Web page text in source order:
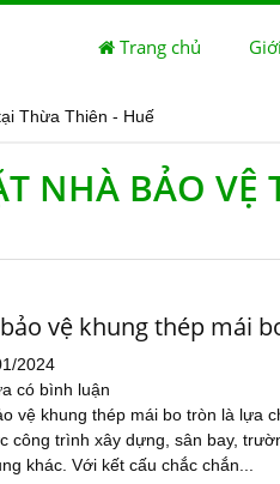
Trang chủ
Thừa Thiên - Huế
NHÀ BẢO VỆ
vệ khung thép mái
2024
có bình luận
vệ khung thép mái bo tròn là lựa
công trình xây dựng, sân bay,
khác. Với kết cấu chắc chắn...